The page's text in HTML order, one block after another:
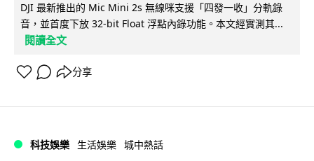
DJI 最新推出的 Mic Mini 2s 無線咪支援「四發一收」分軌錄
音，並首度下放 32-bit Float 浮點內錄功能。本文經實測其...
閱讀全文
分享
科技娛樂 生活娛樂 城中熱話